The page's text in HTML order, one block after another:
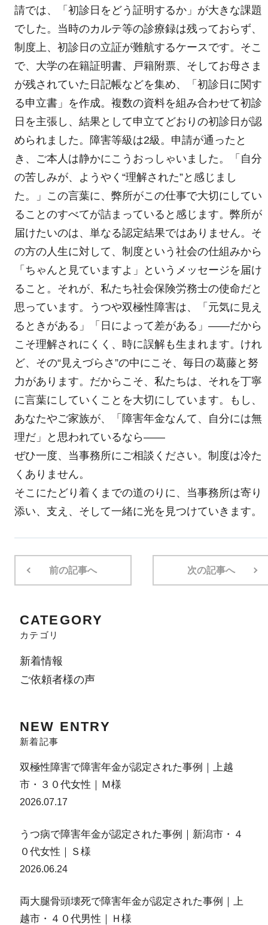
請では、「初診日をどう証明するか」が大きな課題
でした。当時のカルテ等の診療録は残っておらず、
制度上、初診日の立証が難航するケースです。そこ
で、大学の在籍証明書、戸籍附票、そしてお母さま
が残されていた日記帳などを集め、「初診日に関す
る申立書」を作成。複数の資料を組み合わせて初診
日を主張し、結果として申立てどおりの初診日が認
められました。障害等級は2級。申請が通ったと
き、ご本人は静かにこうおっしゃいました。「自分
の苦しみが、ようやく“理解された”と感じまし
た。」この言葉に、弊所がこの仕事で大切にしてい
ることのすべてが詰まっていると感じます。弊所が
届けたいのは、単なる認定結果ではありません。そ
の方の人生に対して、制度という社会の仕組みから
「ちゃんと見ていますよ」というメッセージを届け
ること。それが、私たち社会保険労務士の使命だと
思っています。うつや双極性障害は、「元気に見え
るときがある」「日によって差がある」――だから
こそ理解されにくく、時に誤解も生まれます。けれ
ど、その“見えづらさ”の中にこそ、毎日の葛藤と努
力があります。だからこそ、私たちは、それを丁寧
に言葉にしていくことを大切にしています。もし、
あなたやご家族が、「障害年金なんて、自分には無
理だ」と思われているなら――
ぜひ一度、当事務所にご相談ください。制度は冷た
くありません。
そこにたどり着くまでの道のりに、当事務所は寄り
添い、支え、そして一緒に光を見つけていきます。
前の記事へ 次の記事へ
CATEGORY
カテゴリ
新着情報
ご依頼者様の声
NEW ENTRY
新着記事
双極性障害で障害年金が認定された事例｜上越
市・３０代女性｜Ｍ様
2026.07.17
うつ病で障害年金が認定された事例｜新潟市・４
０代女性｜Ｓ様
2026.06.24
両大腿骨頭壊死で障害年金が認定された事例｜上
越市・４０代男性｜Ｈ様